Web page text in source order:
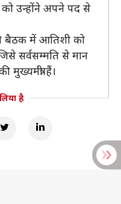
को उन्होंने अपने पद से
बैठक में आतिशी को
सर्वसम्मति से मान
मुख्यमंत्री हैं।
है